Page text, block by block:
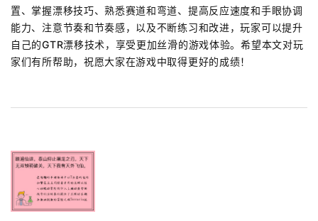
置、掌握漂移技巧、熟悉赛道和弯道、提高反应速度和手眼协调
能力、注意节奏和节奏感，以及不断练习和改进，玩家可以提升
自己的GTR漂移技术，享受更加丝滑的游戏体验。希望本文对玩
家们有所帮助，祝愿大家在游戏中取得更好的成绩！